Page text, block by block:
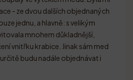
- ze dvou dalších objednaných
jednu, a hlavně: s velikým
mnohem důkladnější,
vnitřku krabice. Jinak sám med
budu nadále objednávat i